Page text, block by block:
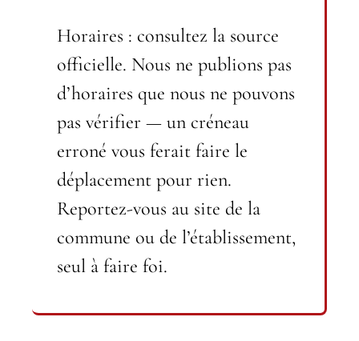
Horaires : consultez la source
officielle. Nous ne publions pas
d’horaires que nous ne pouvons
pas vérifier — un créneau
erroné vous ferait faire le
déplacement pour rien.
Reportez-vous au site de la
commune ou de l’établissement,
seul à faire foi.